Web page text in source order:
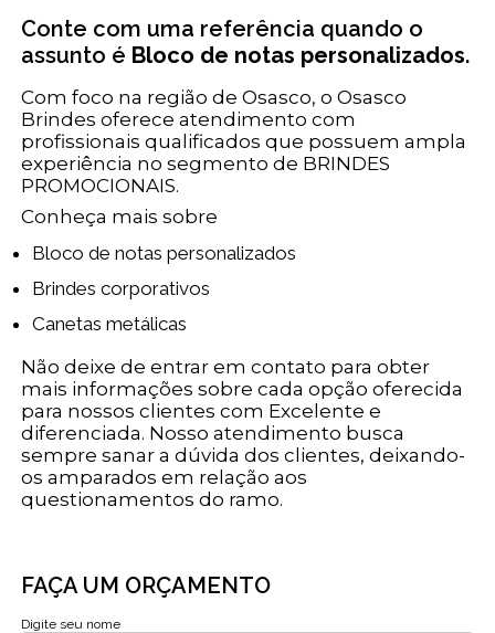
Conte com uma referência quando o
assunto é Bloco de notas personalizados.
Com foco na região de Osasco, o Osasco
Brindes oferece atendimento com
profissionais qualificados que possuem ampla
experiência no segmento de BRINDES
PROMOCIONAIS.
Conheça mais sobre
Bloco de notas personalizados
Brindes corporativos
Canetas metálicas
Não deixe de entrar em contato para obter
mais informações sobre cada opção oferecida
para nossos clientes com Excelente e
diferenciada. Nosso atendimento busca
sempre sanar a dúvida dos clientes, deixando-
os amparados em relação aos
questionamentos do ramo.
FAÇA UM ORÇAMENTO
Digite seu nome